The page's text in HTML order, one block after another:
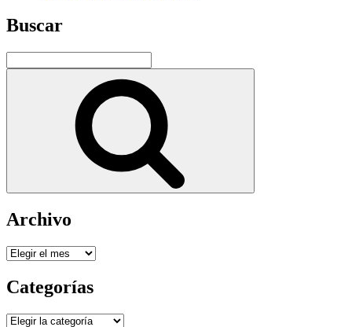
Buscar
por:
Archivo
Archivo
Categorías
Categorías